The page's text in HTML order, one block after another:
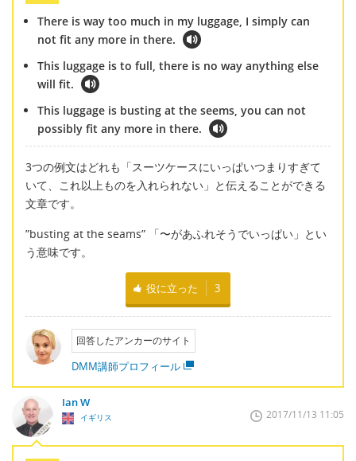
There is way too much in my luggage, I simply can
not fit any more in there.
This luggage is to full, there is no way anything else
will fit.
This luggage is busting at the seems, you can not
possibly fit any more in there.
3つの例文はどれも「スーツケースにいっぱいつまりすぎて
いて、これ以上ものを入れられない」と伝えることができる
文章です。
”busting at the seams” 「〜があふれそうでいっぱい」とい
う意味です。
役に立った 3
回答したアンカーのサイト
DMM講師プロフィール
Ian W
イギリス 2017/11/13 11:05